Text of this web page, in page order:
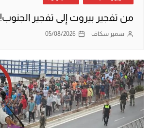
من تفجير بيروت إلى تفجير الجنوب!
سمير سكاف 05/08/2026